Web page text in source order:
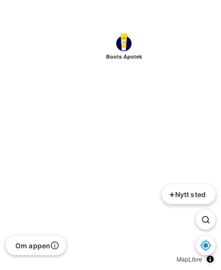
Boots Apotek
MapLibre
+Nytt sted
Om appen